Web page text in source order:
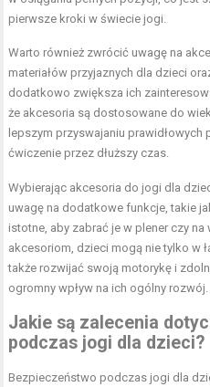
pierwsze kroki w świecie jogi.
Warto również zwrócić uwagę na
materiałów przyjaznych dla dzieci
dodatkowo zwiększa ich
że akcesoria są dostosowane do
lepszym przyswajaniu
ćwiczenie przez dłuższy czas.
Wybierając akcesoria do jogi dla
uwagę na dodatkowe funkcje, takie
istotne, aby zabrać je w plener czy
akcesoriom, dzieci mogą nie tylko w
także rozwijać swoją motorykę i
ogromny wpływ na ich ogólny rozwój.
Jakie są zalecenia
podczas jogi dla dzieci?
Bezpieczeństwo podczas jogi dla